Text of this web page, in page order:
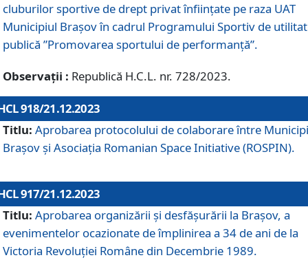
cluburilor sportive de drept privat înființate pe raza UAT
Municipiul Brașov în cadrul Programului Sportiv de
publică ”Promovarea sportului de performanță”.
Observații : Republică H.C.L. nr. 728/2023.
918/21.12.2023
Titlu: Aprobarea protocolului de colaborare între
Brașov și Asociația Romanian Space Initiative (ROSPIN).
917/21.12.2023
Titlu: Aprobarea organizării şi desfăşurării la Braşov, a
evenimentelor ocazionate de împlinirea a 34 de ani de la
Victoria Revoluţiei Române din Decembrie 1989.